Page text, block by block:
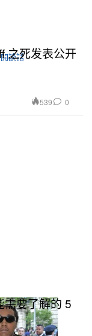
之死发表公开
539 0
需要了解的 5